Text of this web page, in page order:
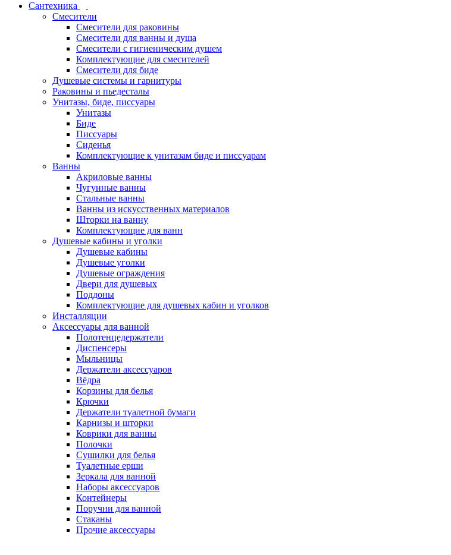
Сантехника
Смесители
Смесители для раковины
Смесители для ванны и душа
Смесители с гигиеническим душем
Комплектующие для смесителей
Смесители для биде
Душевые системы и гарнитуры
Раковины и пьедесталы
Унитазы, биде, писсуары
Унитазы
Биде
Писсуары
Сиденья
Комплектующие к унитазам биде и писсуарам
Ванны
Акриловые ванны
Чугунные ванны
Стальные ванны
Ванны из искусственных материалов
Шторки на ванну
Комплектующие для ванн
Душевые кабины и уголки
Душевые кабины
Душевые уголки
Душевые ограждения
Двери для душевых
Поддоны
Комплектующие для душевых кабин и уголков
Инсталляции
Аксессуары для ванной
Полотенцедержатели
Диспенсеры
Мыльницы
Держатели аксессуаров
Вёдра
Корзины для белья
Крючки
Держатели туалетной бумаги
Карнизы и шторки
Коврики для ванны
Полочки
Сушилки для белья
Туалетные ерши
Зеркала для ванной
Наборы аксессуаров
Контейнеры
Поручни для ванной
Стаканы
Прочие аксессуары